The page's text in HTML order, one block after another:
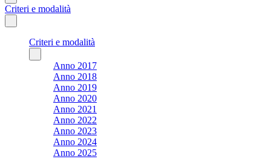
Criteri e modalità
Criteri e modalità
Anno 2017
Anno 2018
Anno 2019
Anno 2020
Anno 2021
Anno 2022
Anno 2023
Anno 2024
Anno 2025